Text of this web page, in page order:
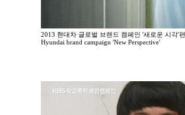
2013 현대차 글로벌 브랜드 캠페인 '새로운 시각'편
Hyundai brand campaign 'New Perspective'